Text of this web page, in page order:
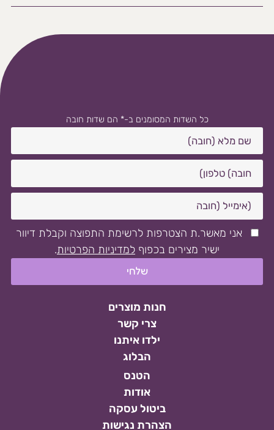
חנות מוצרים
צרי קשר
ילדו איתנו
הבלוג
הטנס
אודות
ביטול עסקה
הצהרת נגישות
כל השדות המסומנים ב-* הם שדות חובה
אני מאשר.ת הצטרפות לרשימת התפוצה וקבלת דיוור
ישיר מצירים בכפוף למדיניות הפרטיות.